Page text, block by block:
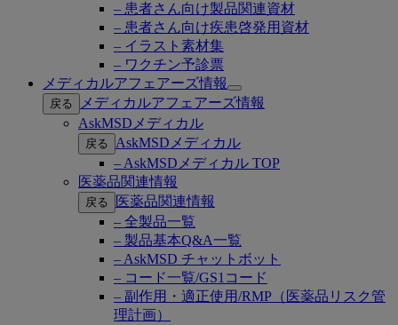
– 患者さん向け製品関連資材
– 患者さん向け疾患啓発用資材
– イラスト素材集
– ワクチン予診票
メディカルアフェアーズ情報
Open
submenu
戻る
メディカルアフェアーズ情報
AskMSDメディカル
戻る
AskMSDメディカル
– AskMSDメディカル TOP
医薬品関連情報
戻る
医薬品関連情報
– 全製品一覧
– 製品基本Q&A一覧
– AskMSD チャットボット
– コード一覧/GS1コード
– 副作用・適正使用/RMP（医薬品リスク管
理計画）